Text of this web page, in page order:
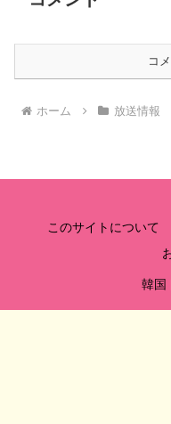
コ
ホーム 放送情報
このサイトについて
韓国